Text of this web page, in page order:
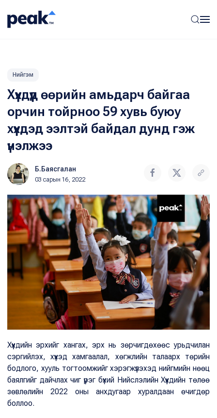
Нийгэм
Хүүхдүүд өөрийн амьдарч байгаа
орчин тойрноо 59 хувь буюу
хүүхдэд ээлтэй байдал дунд гэж
үнэлжээ
Б.Баясгалан
03 сарын 16, 2022
Хүүхдийн эрхийг хангах, эрх нь зөрчигдөхөөс урьдчилан
сэргийлэх, хүүхэд хамгаалал, хөгжлийн талаарх төрийн
бодлого, хууль тогтоомжийг хэрэгжүүлэхэд нийгмийн нөөц
баялгийг дайчлах чиг үүрэг бүхий Нийслэлийн Хүүхдийн төлөө
зөвлөлийн 2022 оны анхдугаар хуралдаан өчигдөр
боллоо.